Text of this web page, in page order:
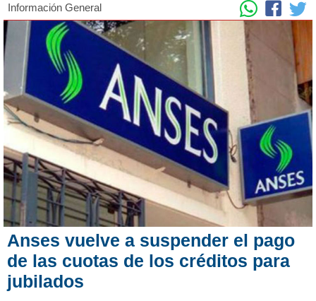
Información General
Anses vuelve a suspender el pago
de las cuotas de los créditos para
jubilados